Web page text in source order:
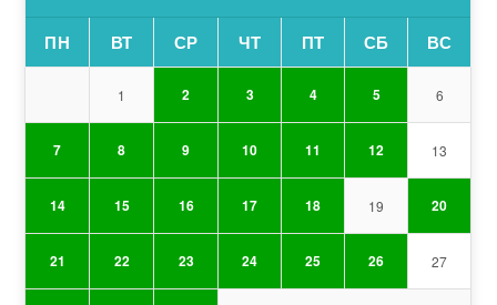
ПН ВТ СР ЧТ ПТ СБ ВС
1 2 3 4 5 6
7 8 9 10 11 12 13
14 15 16 17 18 19 20
21 22 23 24 25 26 27